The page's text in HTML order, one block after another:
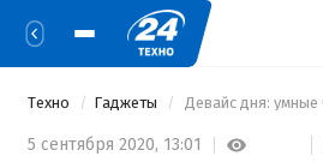
Техно Гаджеты
5 сентября 2020, 13:01